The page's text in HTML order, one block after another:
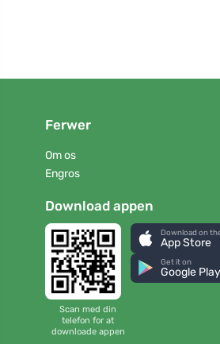
Ferwer
Om os
Engros
Download appen
Scan med din
telefon for at
downloade appen
Download on
App Store
Get it on
Google Play